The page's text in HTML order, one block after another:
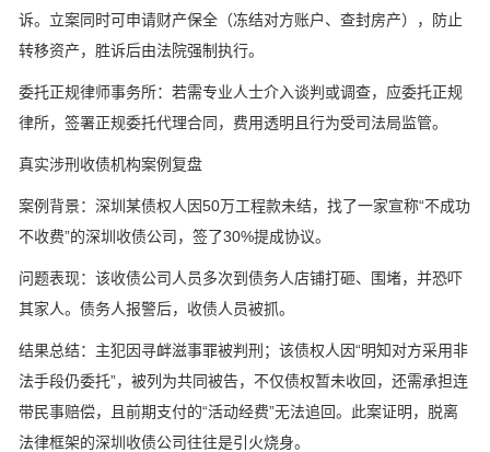
诉。立案同时可申请财产保全（冻结对方账户、查封房产），防止
转移资产，胜诉后由法院强制执行。
委托正规律师事务所：若需专业人士介入谈判或调查，应委托正规
律所，签署正规委托代理合同，费用透明且行为受司法局监管。
真实涉刑收债机构案例复盘
案例背景：深圳某债权人因50万工程款未结，找了一家宣称“不成功
不收费”的深圳收债公司，签了30%提成协议。
问题表现：该收债公司人员多次到债务人店铺打砸、围堵，并恐吓
其家人。债务人报警后，收债人员被抓。
结果总结：主犯因寻衅滋事罪被判刑；该债权人因“明知对方采用非
法手段仍委托”，被列为共同被告，不仅债权暂未收回，还需承担连
带民事赔偿，且前期支付的“活动经费”无法追回。此案证明，脱离
法律框架的深圳收债公司往往是引火烧身。